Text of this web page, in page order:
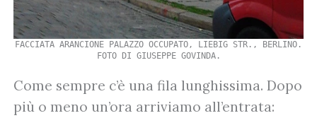
FACCIATA ARANCIONE PALAZZO OCCUPATO, LIEBIG STR., BERLINO.
FOTO DI GIUSEPPE GOVINDA.
Come sempre c’è una fila lunghissima. Dopo
più o meno un’ora arriviamo all’entrata: